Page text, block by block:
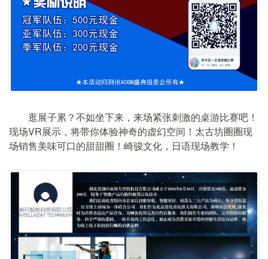
逛展子累？不如坐下来，来场紧张刺激的桌游比赛吧！
现场VR展示，将带你体验神奇的虚幻空间！太古坊圈圈现
场销售美味可口的甜甜圈！崎骏文化，日语现场教学！